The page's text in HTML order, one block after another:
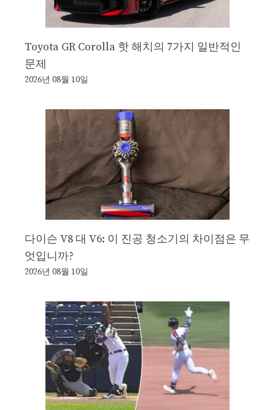
Toyota GR Corolla 핫 해치의 7가지 일반적인
문제
2026년 08월 10일
다이슨 V8 대 V6: 이 진공 청소기의 차이점은 무
엇입니까?
2026년 08월 10일